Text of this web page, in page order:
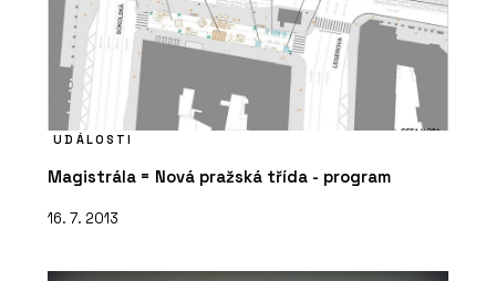
UDÁLOSTI
Magistrála = Nová pražská třída - program
16. 7. 2013